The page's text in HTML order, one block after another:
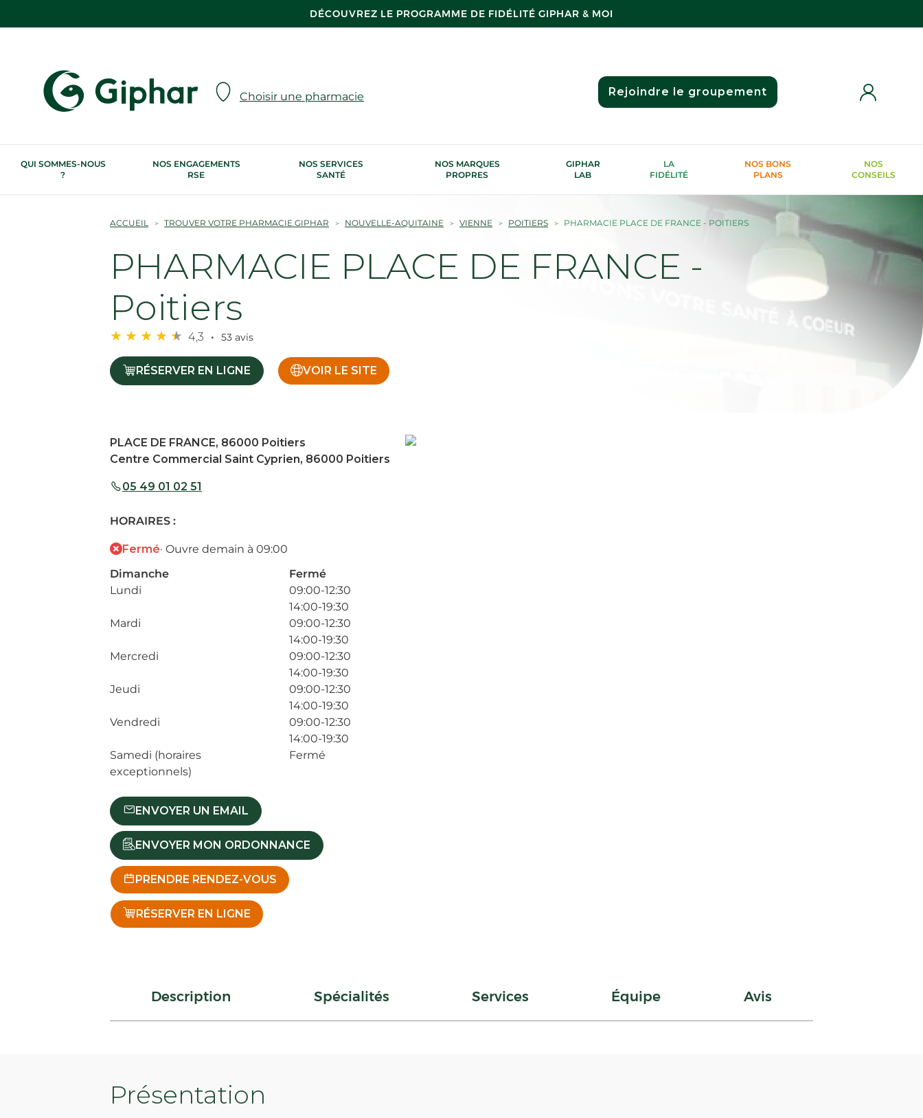
DÉCOUVREZ LE PROGRAMME DE FIDÉLITÉ GIPHAR & MOI
Choisir une pharmacie Rejoindre le groupement
QUI SOMMES-NOUS
?
NOS ENGAGEMENTS
RSE
NOS SERVICES
SANTÉ
NOS MARQUES
PROPRES
GIPHAR
LAB
LA
FIDÉLITÉ
NOS BONS
PLANS
NOS
CONSEILS
ACCUEIL TROUVER VOTRE PHARMACIE GIPHAR NOUVELLE-AQUITAINE VIENNE POITIERS PHARMACIE PLACE DE FRANCE - POITIERS
PHARMACIE PLACE DE FRANCE -
Poitiers
4,3 53 avis
RÉSERVER EN LIGNE VOIR LE SITE
PLACE DE FRANCE, 86000 Poitiers
Centre Commercial Saint Cyprien, 86000 Poitiers
05 49 01 02 51
HORAIRES :
Fermé· Ouvre demain à 09:00
Dimanche
Fermé
Lundi
09:00-12:30
14:00-19:30
Mardi
09:00-12:30
14:00-19:30
Mercredi
09:00-12:30
14:00-19:30
Jeudi
09:00-12:30
14:00-19:30
Vendredi
09:00-12:30
14:00-19:30
Samedi (horaires
exceptionnels)
Fermé
ENVOYER UN EMAIL
ENVOYER MON ORDONNANCE
PRENDRE RENDEZ-VOUS
RÉSERVER EN LIGNE
Description Spécialités Services Équipe Avis
Présentation